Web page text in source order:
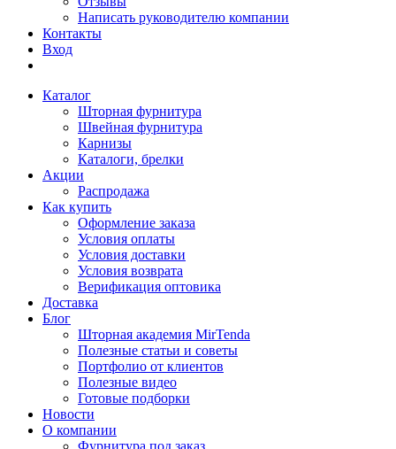
Написать руководителю компании
Контакты
Вход
Каталог
Шторная фурнитура
Швейная фурнитура
Карнизы
Каталоги, брелки
Акции
Распродажа
Как купить
Оформление заказа
Условия оплаты
Условия доставки
Условия возврата
Верификация оптовика
Доставка
Блог
Шторная академия MirTenda
Полезные статьи и советы
Портфолио от клиентов
Полезные видео
Готовые подборки
Новости
О компании
Фурнитура под заказ